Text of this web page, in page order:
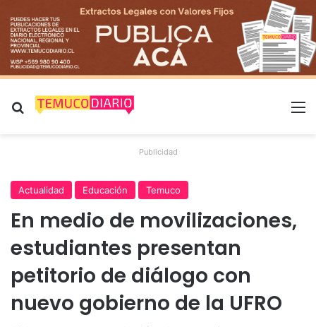
Buscar por
Publicidad
Actualidad Educación Temuco
En medio de movilizaciones,
estudiantes presentan
petitorio de diálogo con
nuevo gobierno de la UFRO